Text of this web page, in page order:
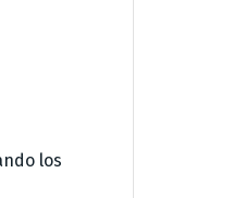
los